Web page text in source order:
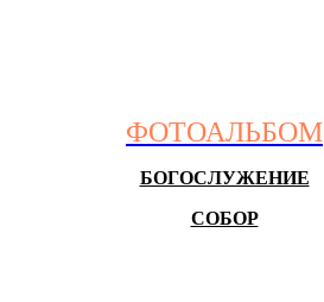
ФОТОАЛЬБОМ
БОГОСЛУЖЕНИЕ
СОБОР